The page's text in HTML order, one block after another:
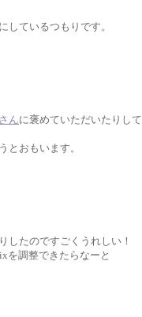
しているつもりです。
んに褒めていただいたりして
とおもいます。
したのですごくうれしい！
を調整できたらなーと